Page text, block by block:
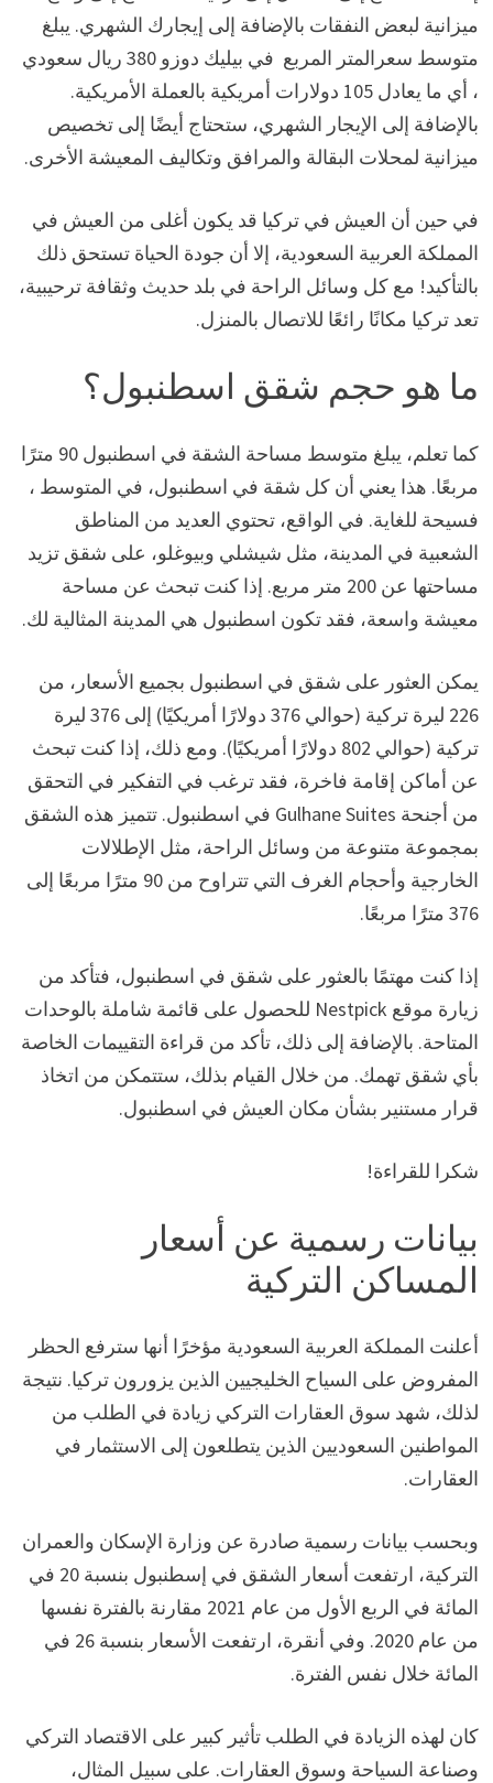
ميزانية لبعض النفقات بالإضافة إلى إيجارك الشهري. يبلغ
متوسط سعرالمتر المربع في بيليك دوزو 380 ريال سعودي
، أي ما يعادل 105 دولارات أمريكية بالعملة الأمريكية.
بالإضافة إلى الإيجار الشهري، ستحتاج أيضًا إلى تخصيص
ميزانية لمحلات البقالة والمرافق وتكاليف المعيشة الأخرى.
في حين أن العيش في تركيا قد يكون أغلى من العيش في
المملكة العربية السعودية، إلا أن جودة الحياة تستحق ذلك
بالتأكيد! مع كل وسائل الراحة في بلد حديث وثقافة ترحيبية،
تعد تركيا مكانًا رائعًا للاتصال بالمنزل.
ما هو حجم شقق اسطنبول؟
كما تعلم، يبلغ متوسط مساحة الشقة في اسطنبول 90 مترًا
مربعًا. هذا يعني أن كل شقة في اسطنبول، في المتوسط ،
فسيحة للغاية. في الواقع، تحتوي العديد من المناطق
الشعبية في المدينة، مثل شيشلي وبيوغلو، على شقق تزيد
مساحتها عن 200 متر مربع. إذا كنت تبحث عن مساحة
معيشة واسعة، فقد تكون اسطنبول هي المدينة المثالية لك.
يمكن العثور على شقق في اسطنبول بجميع الأسعار، من
226 ليرة تركية (حوالي 376 دولارًا أمريكيًا) إلى 376 ليرة
تركية (حوالي 802 دولارًا أمريكيًا). ومع ذلك، إذا كنت تبحث
عن أماكن إقامة فاخرة، فقد ترغب في التفكير في التحقق
من أجنحة Gulhane Suites في اسطنبول. تتميز هذه الشقق
بمجموعة متنوعة من وسائل الراحة، مثل الإطلالات
الخارجية وأحجام الغرف التي تتراوح من 90 مترًا مربعًا إلى
376 مترًا مربعًا.
إذا كنت مهتمًا بالعثور على شقق في اسطنبول، فتأكد من
زيارة موقع Nestpick للحصول على قائمة شاملة بالوحدات
المتاحة. بالإضافة إلى ذلك، تأكد من قراءة التقييمات الخاصة
بأي شقق تهمك. من خلال القيام بذلك، ستتمكن من اتخاذ
قرار مستنير بشأن مكان العيش في اسطنبول.
شكرا للقراءة!
بيانات رسمية عن أسعار
المساكن التركية
أعلنت المملكة العربية السعودية مؤخرًا أنها سترفع الحظر
المفروض على السياح الخليجيين الذين يزورون تركيا. نتيجة
لذلك، شهد سوق العقارات التركي زيادة في الطلب من
المواطنين السعوديين الذين يتطلعون إلى الاستثمار في
العقارات.
وبحسب بيانات رسمية صادرة عن وزارة الإسكان والعمران
التركية، ارتفعت أسعار الشقق في إسطنبول بنسبة 20 في
المائة في الربع الأول من عام 2021 مقارنة بالفترة نفسها
من عام 2020. وفي أنقرة، ارتفعت الأسعار بنسبة 26 في
المائة خلال نفس الفترة.
كان لهذه الزيادة في الطلب تأثير كبير على الاقتصاد التركي
وصناعة السياحة وسوق العقارات. على سبيل المثال،